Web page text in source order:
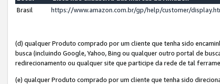
Brasil
https://www.amazon.com.br/gp/help/customer/
(d) qualquer Produto comprado por um cliente que tenha sido
busca (incluindo Google, Yahoo, Bing ou qualquer outro portal de
redirecionamento ou qualquer site que participe da rede de tal
(e) qualquer Produto comprado por um cliente que tenha sido